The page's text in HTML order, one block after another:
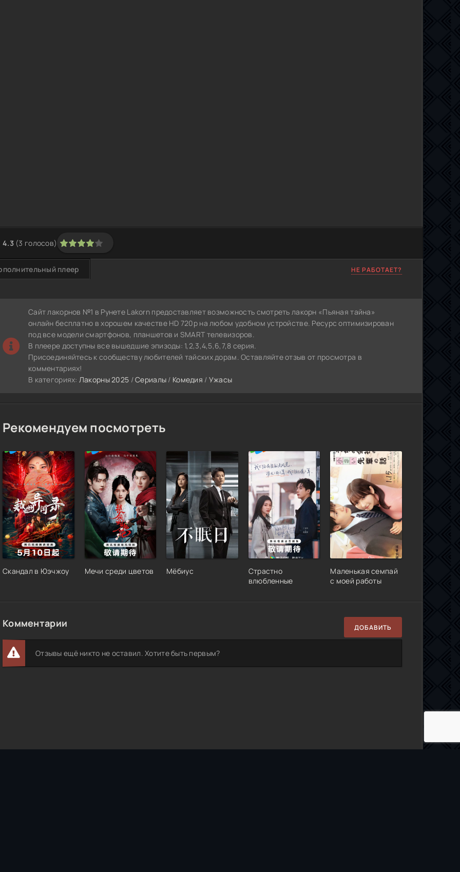
4.3(3 голосов)
1 2 3 4 5
плеер НЕ РАБОТАЕТ?
Сайт лакорнов №1 в Рунете Lakorn предоставляет возможность смотреть лакорн «Пьяная тайна»
онлайн бесплатно в хорошем качестве HD 720p на любом удобном устройстве. Ресурс оптимизирован
под все модели смартфонов, планшетов и SMART телевизоров.
В плеере доступны все вышедшие эпизоды: 1,2,3,4,5,6,7,8 серия.
Присоединяйтесь к сообществу любителей тайских дорам. Оставляйте отзыв от просмотра в
комментариях!
В категориях: Лакорны 2025 /Сериалы / Комедия / Ужасы
Рекомендуем посмотреть
Скандал в Юэчжоу Мечи среди цветов Мёбиус
Страстно
влюбленные
Маленькая семпай
с моей работы
Комментарии ДОБАВИТЬ
Отзывы ещё никто не оставил. Хотите быть первым?